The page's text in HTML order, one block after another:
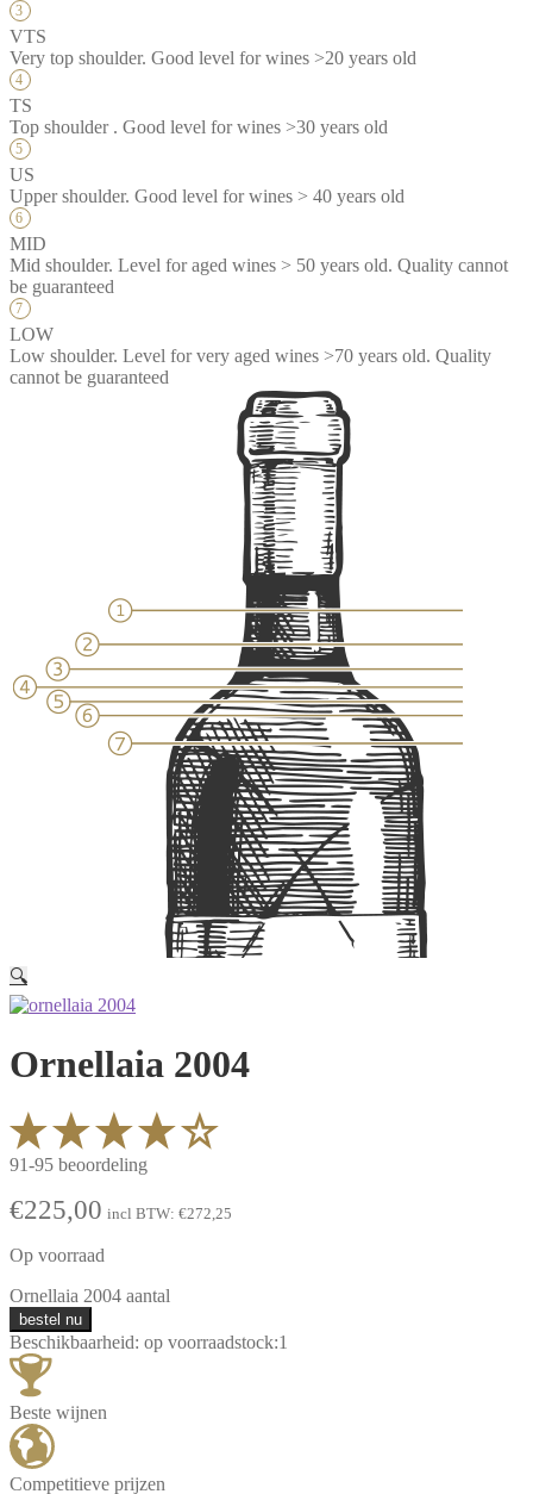
VTS
Very top shoulder. Good level for wines >20 years old
TS
Top shoulder . Good level for wines >30 years old
US
Upper shoulder. Good level for wines > 40 years old
MID
Mid shoulder. Level for aged wines > 50 years old. Quality cannot
be guaranteed
LOW
Low shoulder. Level for very aged wines >70 years old. Quality
cannot be guaranteed
🔍
Ornellaia 2004
91-95 beoordeling
€225,00 incl BTW: €272,25
Op voorraad
Ornellaia 2004 aantal
bestel nu
Beschikbaarheid: op voorraadstock:1
Beste wijnen
Competitieve prijzen